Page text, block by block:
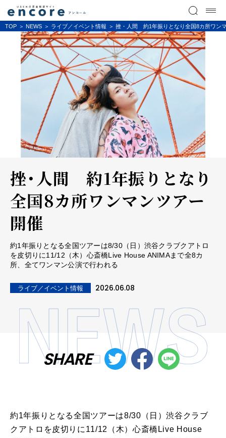
TOP NEWS ライブ／イベント情報 挫・人間 約1年振りとなり全国8カ所ワン
挫・人間 約1年振りとなり
全国8カ所ワンマンツアー
開催
約1年振りとなる全国ツアーは8/30（日）渋谷クラブクアトロ
を皮切りに11/12（木）心斎橋Live House ANIMAまで全8カ
所、全てワンマン公演で行われる
ライブ／イベント情報 2026.06.08
SHARE
約1年振りとなる全国ツアーは8/30（日）渋谷クラブ
クアトロを皮切りに11/12（木）心斎橋Live House